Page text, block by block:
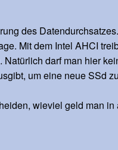
des
Mit dem Intel AHCI
darf man hier
um eine neue SSd
wieviel geld man in